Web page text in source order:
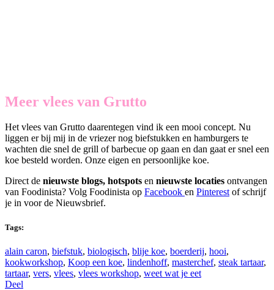
Meer vlees van Grutto
Het vlees van Grutto daarentegen vind ik een mooi concept. Nu
liggen er bij mij in de vriezer nog biefstukken en hamburgers te
wachten die snel de grill of barbecue op gaan en dan gaat er snel een
koe besteld worden. Onze eigen en persoonlijke koe.
Direct de nieuwste blogs, hotspots en nieuwste locaties ontvangen
van Foodinista? Volg Foodinista op Facebook en Pinterestof schrijf
je in voor de Nieuwsbrief.
Tags:
alain caron, biefstuk, biologisch, blije koe, boerderij, hooi,
kookworkshop, Koop een koe, lindenhoff, masterchef, steak tartaar,
tartaar, vers, vlees, vlees workshop, weet wat je eet
Deel